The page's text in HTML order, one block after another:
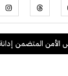
إدانة هجمات